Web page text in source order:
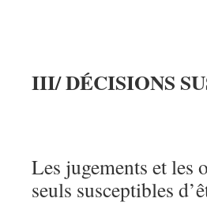
III/ DÉCISIONS
Les jugements et les
seuls susceptibles